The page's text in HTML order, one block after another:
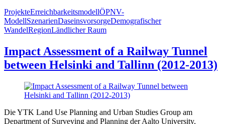
ProjekteErreichbarkeitsmodellÖPNV-
ModellSzenarienDaseinsvorsorgeDemografischer
WandelRegionLändlicher Raum
Impact Assessment of a Railway Tunnel
between Helsinki and Tallinn (2012-2013)
Die YTK Land Use Planning and Urban Studies Group am
Department of Surveying and Planning der Aalto University,